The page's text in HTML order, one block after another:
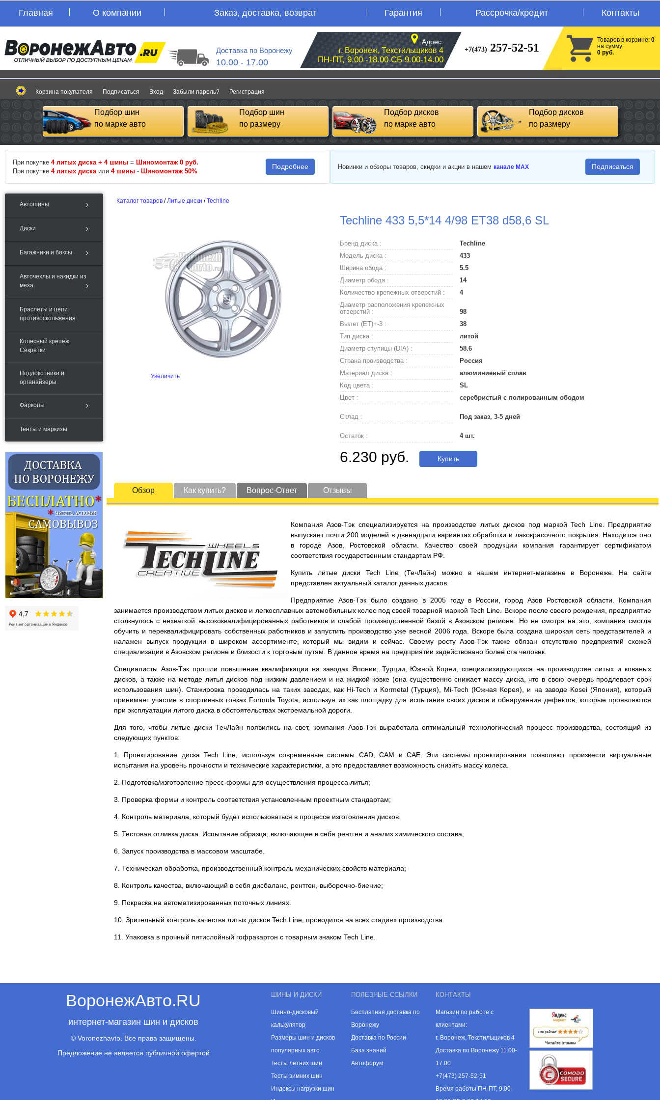
Главная О компании Заказ, доставка, возврат Гарантия Рассрочка/кредит Контакты
Доставка по Воронежу
10.00 - 17.00
Адрес:
г. Воронеж, Текстильщиков 4
ПН-ПТ, 9.00 -18.00 СБ 9.00-14.00
+7(473) 257-52-51
Товаров в корзине: 0
на сумму
0 руб.
Корзина покупателя Подписаться Вход Забыли пароль? Регистрация
Подбор шин
по марке авто
Подбор шин
по размеру
Подбор дисков
по марке авто
Подбор дисков
по размеру
При покупке 4 литых диска + 4 шины = Шиномонтаж 0 руб.
При покупке 4 литых диска или 4 шины - Шиномонтаж 50%
Подробнее Новинки и обзоры товаров, скидки и акции в нашем канале MAX Подписаться
Автошины
Диски
Багажники и боксы
Авточехлы и накидки из
меха
Браслеты и цепи
противоскольжения
Колёсный крепёж.
Секретки
Подлокотники и
органайзеры
Фаркопы
Тенты и маркизы
Каталог товаров /Литые диски /Techline
Techline 433 5,5*14 4/98 ET38 d58,6 SL
Увеличить
Бренд диска :
Techline
Модель диска :
433
Ширина обода :
5.5
Диаметр обода :
14
Количество крепежных отверстий :
4
Диаметр расположения крепежных
отверстий :
98
Вылет (ET)+-3 :
38
Тип диска :
литой
Диаметр ступицы (DIA) :
58.6
Страна производства :
Россия
Материал диска :
алюминиевый сплав
Код цвета :
SL
Цвет :
серебристый с полированным ободом
Склад : Под заказ, 3-5 дней
Остаток : 4 шт.
6.230 руб. Купить
Обзор Как купить? Вопрос-Ответ Отзывы
Компания Азов-Тэк специализируется на производстве литых дисков под маркой Tech Line. Предприятие
выпускает почти 200 моделей в двенадцати вариантах обработки и лакокрасочного покрытия. Находится оно
в городе Азов, Ростовской области. Качество своей продукции компания гарантирует сертификатом
соответствия государственным стандартам РФ.
Купить литые диски Tech Line (ТечЛайн) можно в нашем интернет-магазине в Воронеже. На сайте
представлен актуальный каталог данных дисков.
Предприятие Азов-Тэк было создано в 2005 году в России, город Азов Ростовской области. Компания
занимается производством литых дисков и легкосплавных автомобильных колес под своей товарной маркой Tech Line. Вскоре после своего рождения, предприятие
столкнулось с нехваткой высококвалифицированных работников и слабой производственной базой в Азовском регионе. Но не смотря на это, компания смогла
обучить и переквалифицировать собственных работников и запустить производство уже весной 2006 года. Вскоре была создана широкая сеть представителей и
налажен выпуск продукции в широком ассортименте, который мы видим и сейчас. Своему росту Азов-Тэк также обязан отсутствию предприятий схожей
специализации в Азовском регионе и близости к торговым путям. В данное время на предприятии задействовано более ста человек.
Специалисты Азов-Тэк прошли повышение квалификации на заводах Японии, Турции, Южной Кореи, специализирующихся на производстве литых и кованых
дисков, а также на методе литья дисков под низким давлением и на жидкой ковке (она существенно снижает массу диска, что в свою очередь продлевает срок
использования шин). Стажировка проводилась на таких заводах, как Hi-Tech и Kormetal (Турция), Mi-Tech (Южная Корея), и на заводе Kosei (Япония), который
принимает участие в спортивных гонках Formula Toyota, используя их как площадку для испытания своих дисков и обнаружения дефектов, которые проявляются
при эксплуатации литого диска в обстоятельствах экстремальной дороги.
Для того, чтобы литые диски ТечЛайн появились на свет, компания Азов-Тэк выработала оптимальный технологический процесс производства, состоящий из
следующих пунктов:
1. Проектирование диска Tech Line, используя современные системы СAD, CAM и CAE. Эти системы проектирования позволяют произвести виртуальные
испытания на уровень прочности и технические характеристики, а это предоставляет возможность снизить массу колеса.
2. Подготовка/изготовление пресс-формы для осуществления процесса литья;
3. Проверка формы и контроль соответствия установленным проектным стандартам;
4. Контроль материала, который будет использоваться в процессе изготовления дисков.
5. Тестовая отливка диска. Испытание образца, включающее в себя рентген и анализ химического состава;
6. Запуск производства в массовом масштабе.
7. Техническая обработка, производственный контроль механических свойств материала;
8. Контроль качества, включающий в себя дисбаланс, рентген, выборочно-биение;
9. Покраска на автоматизированных поточных линиях.
10. Зрительный контроль качества литых дисков Tech Line, проводится на всех стадиях производства.
11. Упаковка в прочный пятислойный гофракартон с товарным знаком Tech Line.
ВоронежАвто.RU
интернет-магазин шин и дисков
© Voronezhavto. Все права защищены.
Предложение не является публичной офертой
ШИНЫ И ДИСКИ
Шинно-дисковый
калькулятор
Размеры шин и дисков
популярных авто
Тесты летних шин
Тесты зимних шин
Индексы нагрузки шин
ПОЛЕЗНЫЕ ССЫЛКИ
Бесплатная доставка по
Воронежу
Доставка по России
База знаний
Автофорум
КОНТАКТЫ
Магазин по работе с
клиентами:
г. Воронеж, Текстильщиков 4
Доставка по Воронежу 11.00-
17.00
+7(473) 257-52-51
Время работы ПН-ПТ, 9.00-